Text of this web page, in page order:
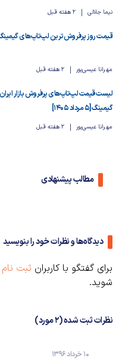
نیما جلالی 2 هفته قبل
قیمت روز پرفروش‌ترین لپ‌تاپ‌های گیمینگ بازار
مهرانا عیسی‌پور 2 هفته قبل
لیست قیمت لپ‌تاپ‌های پرفروش بازار
گیمینگ [۵ مرداد 1405]
مهرانا عیسی‌پور 2 هفته قبل
مطالب پیشنهادی
دیدگاه‌ها و نظرات خود را بنویسید
برای گفتگو با کاربران ثبت نام
شوید.
نظرات ثبت شده (2 مورد)
10 خرداد 1396